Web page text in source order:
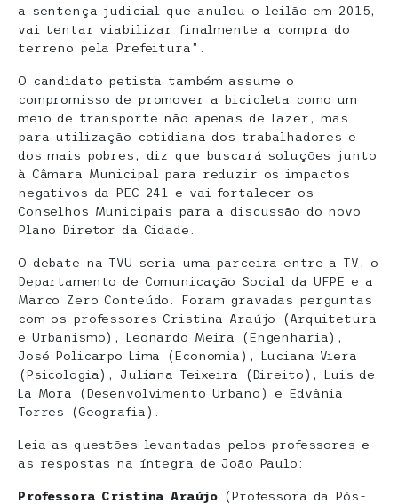
a sentença judicial que anulou o leilão em 2015,
vai tentar viabilizar finalmente a compra do
terreno pela Prefeitura”.
O candidato petista também assume o
compromisso de promover a bicicleta como um
meio de transporte não apenas de lazer, mas
para utilização cotidiana dos trabalhadores e
dos mais pobres, diz que buscará soluções junto
à Câmara Municipal para reduzir os impactos
negativos da PEC 241 e vai fortalecer os
Conselhos Municipais para a discussão do novo
Plano Diretor da Cidade.
O debate na TVU seria uma parceira entre a TV, o
Departamento de Comunicação Social da UFPE e a
Marco Zero Conteúdo. Foram gravadas perguntas
com os professores Cristina Araújo (Arquitetura
e Urbanismo), Leonardo Meira (Engenharia),
José Policarpo Lima (Economia), Luciana Viera
(Psicologia), Juliana Teixeira (Direito), Luis de
La Mora (Desenvolvimento Urbano) e Edvânia
Torres (Geografia).
Leia as questões levantadas pelos professores e
as respostas na íntegra de João Paulo:
Professora Cristina Araújo(Professora da Pós-